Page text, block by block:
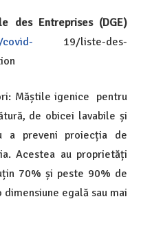
des Entreprises (DGE)
covid- 19/liste-des-
Măștile igenice pentru
de obicei lavabile și
a preveni proiecția de
Acestea au proprietăți
70% și peste 90% de
egală sau mai